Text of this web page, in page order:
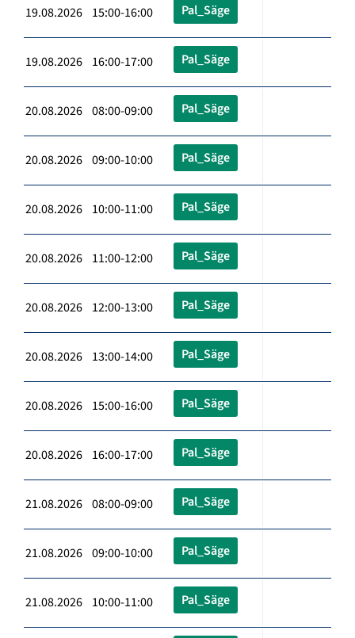
19.08.2026 15:00-16:00 Pal_Säge
19.08.2026 16:00-17:00 Pal_Säge
20.08.2026 08:00-09:00 Pal_Säge
20.08.2026 09:00-10:00 Pal_Säge
20.08.2026 10:00-11:00 Pal_Säge
20.08.2026 11:00-12:00 Pal_Säge
20.08.2026 12:00-13:00 Pal_Säge
20.08.2026 13:00-14:00 Pal_Säge
20.08.2026 15:00-16:00 Pal_Säge
20.08.2026 16:00-17:00 Pal_Säge
21.08.2026 08:00-09:00 Pal_Säge
21.08.2026 09:00-10:00 Pal_Säge
21.08.2026 10:00-11:00 Pal_Säge